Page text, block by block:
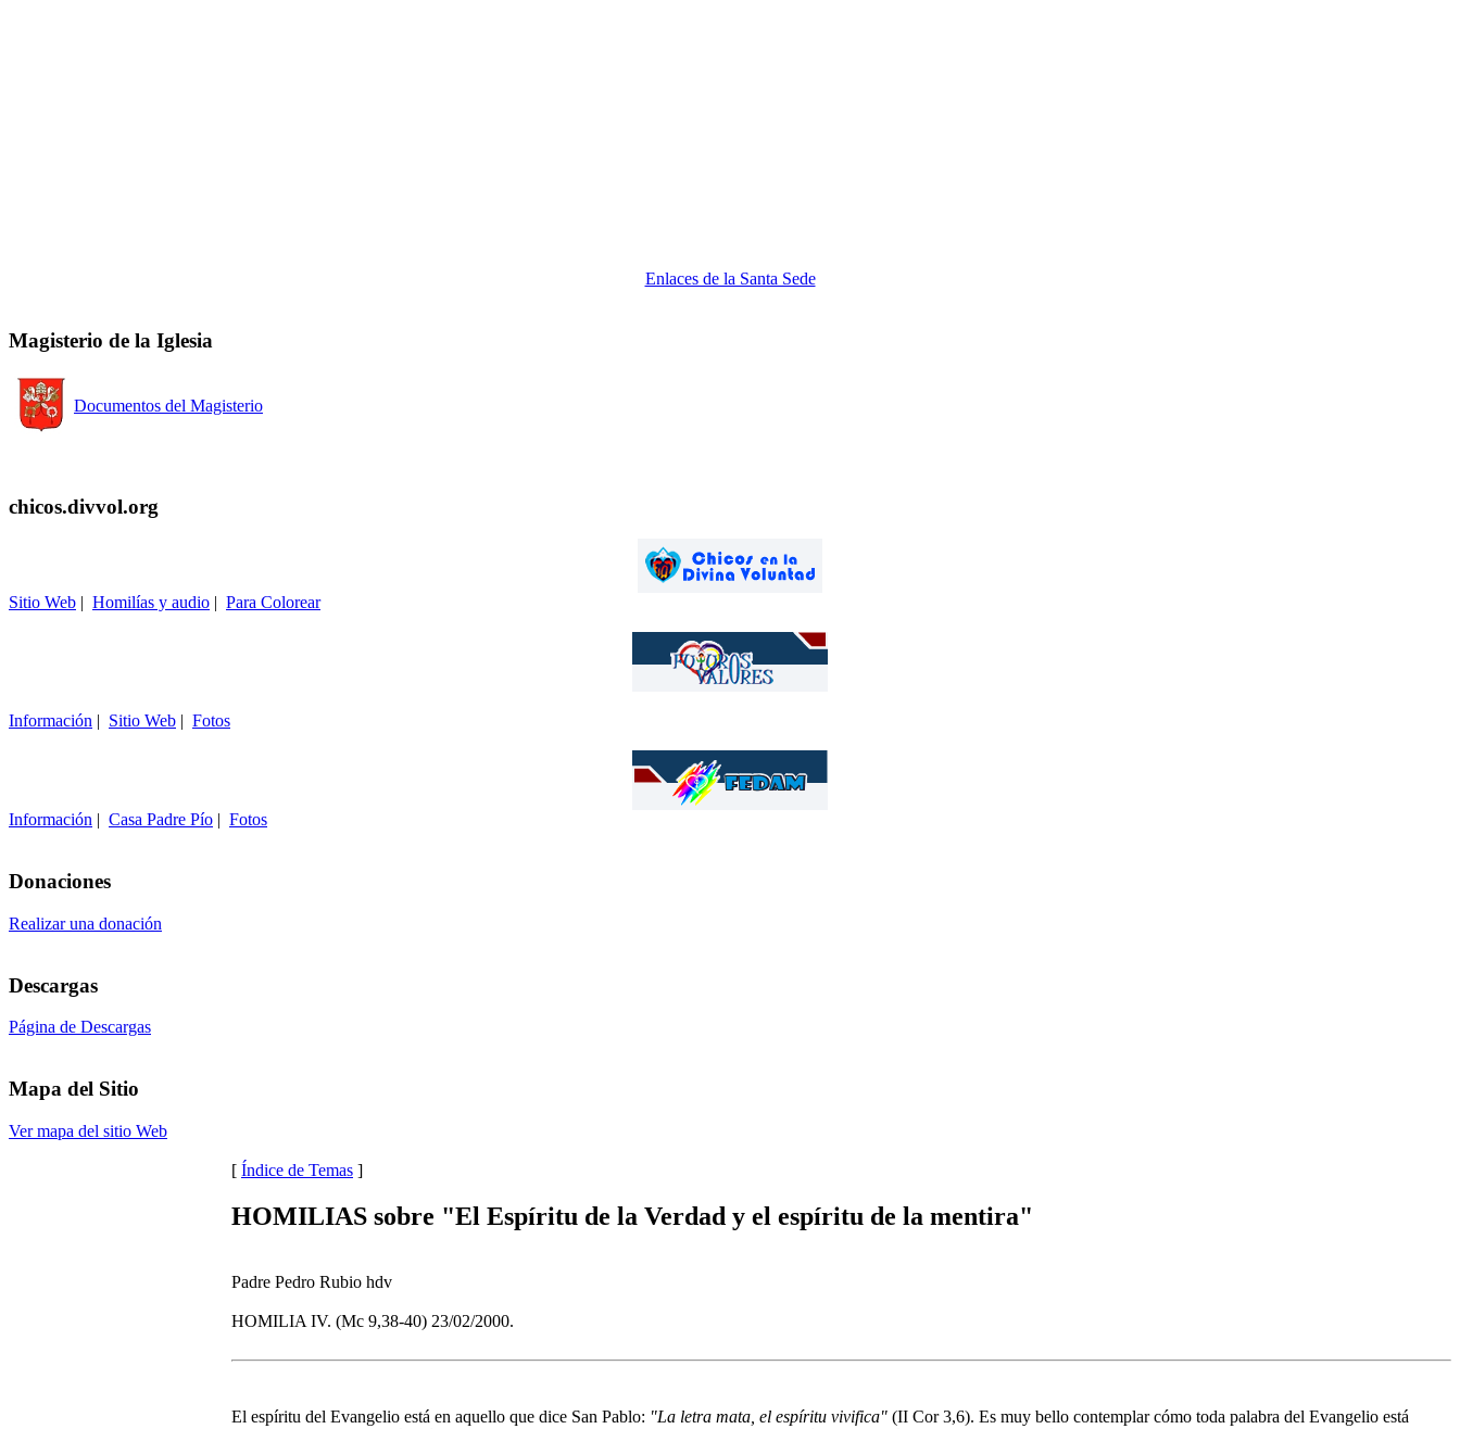
Enlaces de la Santa Sede
Magisterio de la Iglesia
Documentos del Magisterio
chicos.divvol.org
Sitio Web Homilías y audio Para Colorear
Información Sitio Web Fotos
Información Casa Padre Pío Fotos
Donaciones
Realizar una donación
Descargas
Página de Descargas
Mapa del Sitio
Ver mapa del sitio Web
[ Índice de Temas ]
HOMILIAS sobre "El Espíritu de la Verdad y el espíritu de la mentira"
Padre Pedro Rubio hdv
HOMILIA IV. (Mc 9,38-40) 23/02/2000.
El espíritu del Evangelio está en aquello que dice San Pablo: "La letra mata, el espíritu vivifica" (II Cor 3,6). Es muy bello contemplar cómo toda palabra del Evangelio está